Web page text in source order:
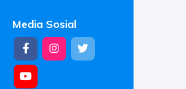
Media Sosial